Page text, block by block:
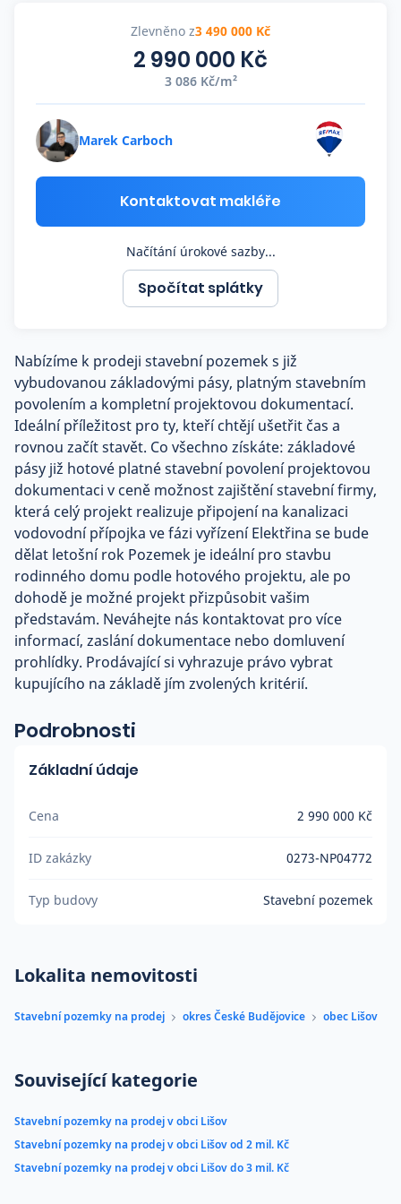
O nás
Kariéra
Kontakt
Zlevněno z3 490 000 Kč
2 990 000 Kč
3 086 Kč/m²
Marek Carboch
Kontaktovat makléře
Načítání úrokové sazby...
Spočítat splátky
Nabízíme k prodeji stavební pozemek s již
vybudovanou základovými pásy, platným stavebním
povolením a kompletní projektovou dokumentací.
Ideální příležitost pro ty, kteří chtějí ušetřit čas a
rovnou začít stavět. Co všechno získáte: základové
pásy již hotové platné stavební povolení projektovou
dokumentaci v ceně možnost zajištění stavební firmy,
která celý projekt realizuje připojení na kanalizaci
vodovodní přípojka ve fázi vyřízení Elektřina se bude
dělat letošní rok Pozemek je ideální pro stavbu
rodinného domu podle hotového projektu, ale po
dohodě je možné projekt přizpůsobit vašim
představám. Neváhejte nás kontaktovat pro více
informací, zaslání dokumentace nebo domluvení
prohlídky. Prodávající si vyhrazuje právo vybrat
kupujícího na základě jím zvolených kritérií.
Podrobnosti
Základní údaje
Cena 2 990 000 Kč
ID zakázky 0273-NP04772
Typ budovy Stavební pozemek
Lokalita nemovitosti
Stavební pozemky na prodej okres České Budějovice obec Lišov
Související kategorie
Stavební pozemky na prodej v obci Lišov
Stavební pozemky na prodej v obci Lišov od 2 mil. Kč
Stavební pozemky na prodej v obci Lišov do 3 mil. Kč